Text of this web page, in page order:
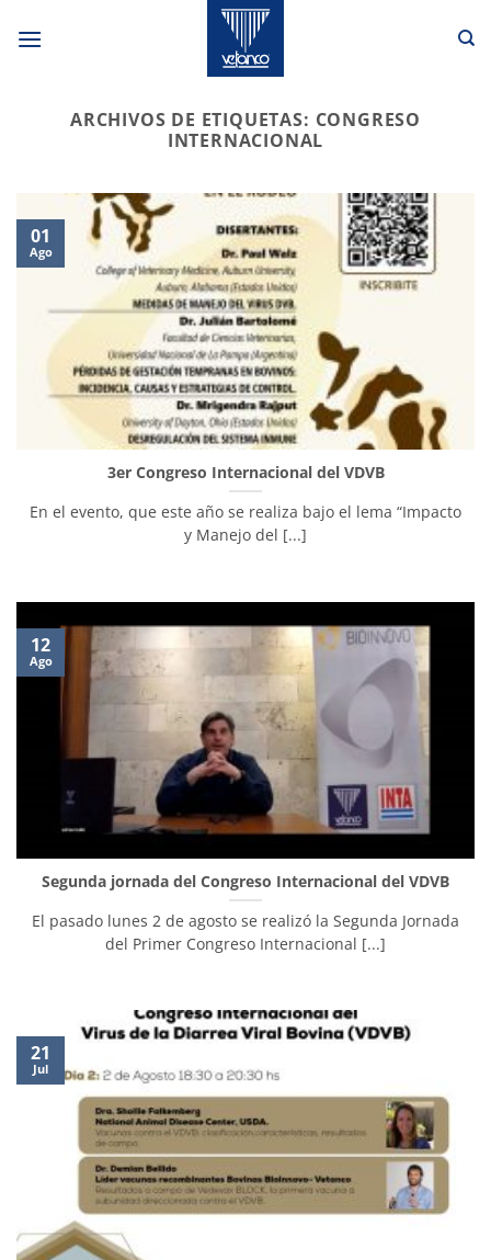
ARCHIVOS DE ETIQUETAS: CONGRESO
INTERNACIONAL
3er Congreso Internacional del VDVB
En el evento, que este año se realiza bajo el lema “Impacto
y Manejo del [...]
01
Ago
Segunda jornada del Congreso Internacional del VDVB
El pasado lunes 2 de agosto se realizó la Segunda Jornada
del Primer Congreso Internacional [...]
12
Ago
21
Jul